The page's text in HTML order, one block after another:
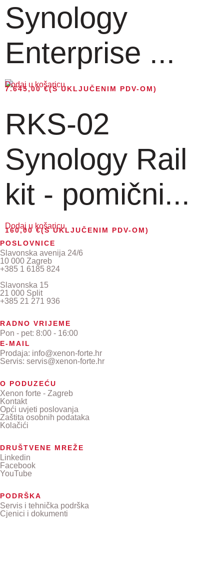
Synology
Enterprise ...
7.645,00€(S UKLJUČENIM PDV-OM)
Dodaj u košaricu
RKS-02
Synology Rail
kit - pomični...
160,00€(S UKLJUČENIM PDV-OM)
Dodaj u košaricu
POSLOVNICE
Slavonska avenija 24/6
10 000 Zagreb
+385 1 6185 824
Slavonska 15
21 000 Split
+385 21 271 936
RADNO VRIJEME
Pon - pet: 8:00 - 16:00
E-MAIL
Prodaja: info@xenon-forte.hr
Servis: servis@xenon-forte.hr
O PODUZEĆU
Xenon forte - Zagreb
Kontakt
Opći uvjeti poslovanja
Zaštita osobnih podataka
Kolačići
DRUŠTVENE MREŽE
Linkedin
Facebook
YouTube
PODRŠKA
Servis i tehnička podrška
Cjenici i dokumenti